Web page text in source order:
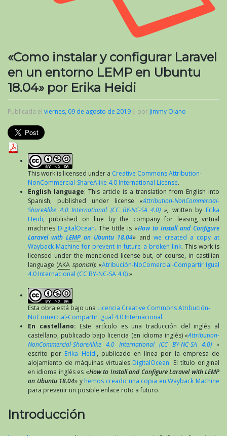
«Como instalar y configurar Laravel
en un entorno LEMP en Ubuntu
18.04» por Erika Heidi
Publicada el viernes, 09 de agosto de 2019 | por Jimmy Olano
This work is licensed under a Creative Commons Attribution-
NonCommercial-ShareAlike 4.0 International License.
English language: This article is a translation from English into
Spanish, published under license «Attribution-NonCommercial-
ShareAlike 4.0 International (CC BY-NC-SA 4.0) », written by Erika
Heidi, published on line by the company for leasing virtual
machines DigitalOcean. The tittle is «How to Install and Configure
Laravel withLEMP on Ubuntu 18.04» and we created a copy at
Wayback Machine for prevent in future a broken link. This work is
licensed under the mencioned license but, of course, in castilian
language (AKA spanish): «Atribución-NoComercial-Compartir Igual
4.0 Internacional (CC BY-NC-SA 4.0)».
Esta obra está bajo una Licencia Creative Commons Atribución-
NoComercial-Compartir Igual 4.0 Internacional.
En castellano: Este artículo es una traducción del inglés al
castellano, publicado bajo licencia (en idioma inglés) «Attribution-
NonCommercial-ShareAlike 4.0 International (CC BY-NC-SA 4.0) »
escrito por Erika Heidi, publicado en línea por la empresa de
alojamiento de máquinas virtuales DigitalOcean. El título original
en idioma inglés es «How to Install and Configure Laravel with LEMP
on Ubuntu 18.04» y hemos creado una copia en Wayback Machine
para prevenir un posible enlace roto a futuro.
Introducción